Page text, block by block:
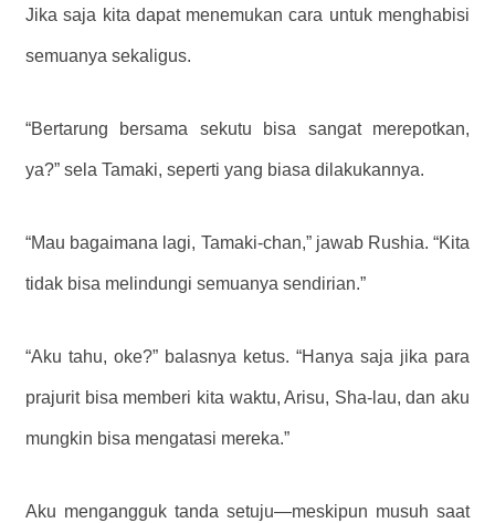
Jika saja kita dapat menemukan cara untuk menghabisi
semuanya sekaligus.
“Bertarung bersama sekutu bisa sangat merepotkan,
ya?” sela Tamaki, seperti yang biasa dilakukannya.
“Mau bagaimana lagi, Tamaki-chan,” jawab Rushia. “Kita
tidak bisa melindungi semuanya sendirian.”
“Aku tahu, oke?” balasnya ketus. “Hanya saja jika para
prajurit bisa memberi kita waktu, Arisu, Sha-lau, dan aku
mungkin bisa mengatasi mereka.”
Aku mengangguk tanda setuju—meskipun musuh saat